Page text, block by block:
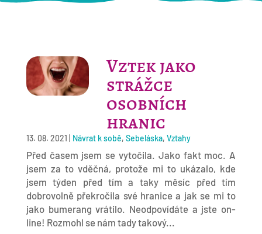
Vztek jako
strážce
osobních
hranic
13. 08. 2021 Návrat k sobě, Sebeláska, Vztahy
Před časem jsem se vytočila. Jako fakt moc. A
jsem za to vděčná, protože mi to ukázalo, kde
jsem týden před tím a taky měsíc před tím
dobrovolně překročila své hranice a jak se mi to
jako bumerang vrátilo. Neodpovídáte a jste on-
line! Rozmohl se nám tady takový...